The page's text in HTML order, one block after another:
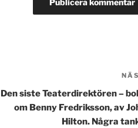
Den siste Teaterdirektören –
om Benny Fredriksson, av
Hilton. Några